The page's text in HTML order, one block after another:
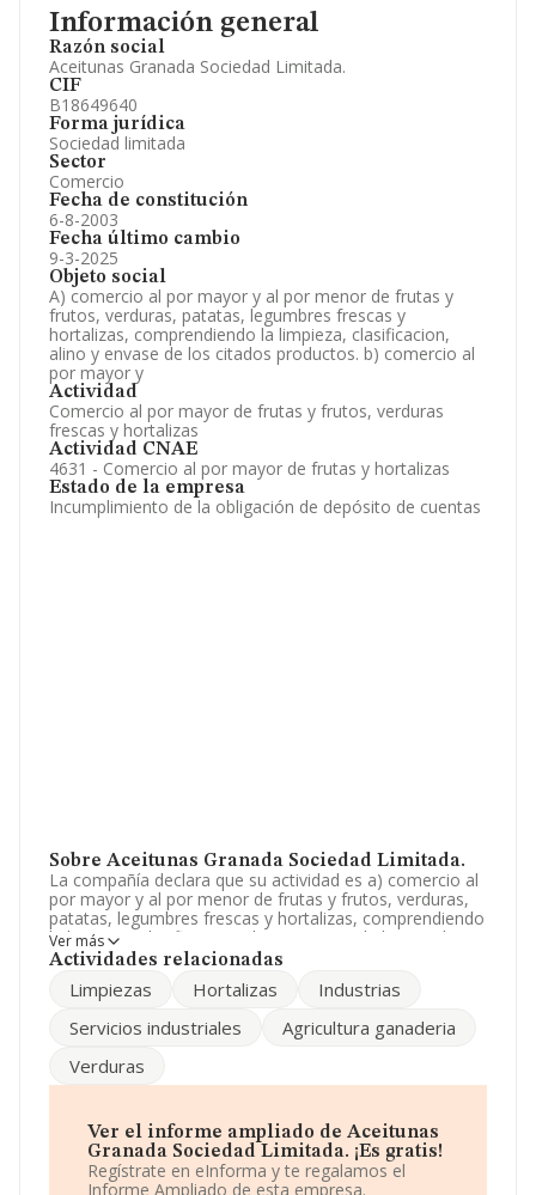
Información general
Razón social
Aceitunas Granada Sociedad Limitada.
CIF
B18649640
Forma jurídica
Sociedad limitada
Sector
Comercio
Fecha de constitución
6-8-2003
Fecha último cambio
9-3-2025
Objeto social
A) comercio al por mayor y al por menor de frutas y
frutos, verduras, patatas, legumbres frescas y
hortalizas, comprendiendo la limpieza, clasificacion,
alino y envase de los citados productos. b) comercio al
por mayor y
Actividad
Comercio al por mayor de frutas y frutos, verduras
frescas y hortalizas
Actividad CNAE
4631 - Comercio al por mayor de frutas y hortalizas
Estado de la empresa
Incumplimiento de la obligación de depósito de cuentas
Sobre Aceitunas Granada Sociedad Limitada.
La compañía declara que su actividad es a) comercio al
por mayor y al por menor de frutas y frutos, verduras,
patatas, legumbres frescas y hortalizas, comprendiendo
la limpieza, clasificacion, alino y envase de los citados
productos. b) comercio al por mayor y. La sociedad está
es 'Comercio al por mayor de frutas y hortalizas' con
mercados exteriores.
La web eswww.aceitunasgranada.com
Limitada , con NIF B18649640, tiene domicilio fiscal en
Glorieta Maestro Serrano núm. 13, (18213), en el
municipio de Jun, en Granada, Andalucía.
Ver más
Actividades relacionadas
Limpiezas Hortalizas
Industrias
Servicios industriales
Agricultura ganaderia
Verduras
Ver el informe ampliado de Aceitunas
Granada Sociedad Limitada. ¡Es gratis!
Regístrate en eInforma y te regalamos el
Informe Ampliado de esta empresa.
Información oficial y registral complementaria.